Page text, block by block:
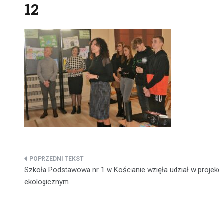
12
Nawigacja
wpisu
Szkoła Podstawowa nr 1 w Kościanie wzięła udział w
ekologicznym